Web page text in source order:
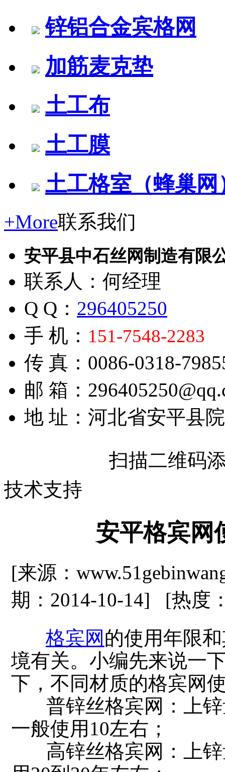
锌铝合金宾格网
加筋麦克垫
土工布
土工膜
土工格室（蜂巢网
+More联系我们
安平县中石丝网制造有限
联系人：何经理
Q Q： 296405250
手 机： 151-7548-2283
传 真：0086-0318-
邮 箱：
地 址：河北省安平县
扫描二维码
技术支持
安平格宾网
[来源：
期：2014-10-14] [热度
格宾网 的使用年限
境有关。小编先来说一
下，不同材质的格宾网
普锌丝格宾网：上锌
一般使用10左右；
高锌丝格宾网：上锌